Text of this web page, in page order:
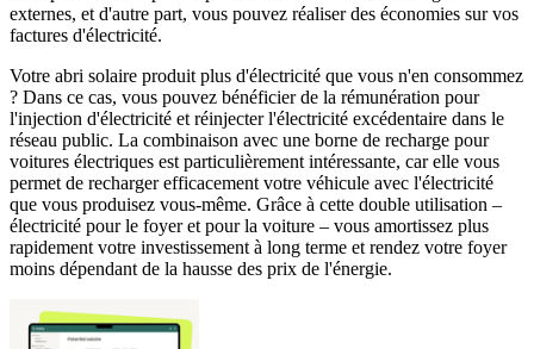
externes, et d'autre part, vous pouvez réaliser des économies sur vos
factures d'électricité.
Votre abri solaire produit plus d'électricité que vous n'en consommez
? Dans ce cas, vous pouvez bénéficier de la rémunération pour
l'injection d'électricité et réinjecter l'électricité excédentaire dans le
réseau public. La combinaison avec une borne de recharge pour
voitures électriques est particulièrement intéressante, car elle vous
permet de recharger efficacement votre véhicule avec l'électricité
que vous produisez vous-même. Grâce à cette double utilisation –
électricité pour le foyer et pour la voiture – vous amortissez plus
rapidement votre investissement à long terme et rendez votre foyer
moins dépendant de la hausse des prix de l'énergie.